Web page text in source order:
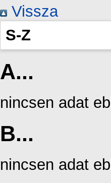
Vissza
S-Z
A...
nincsen adat
B...
nincsen adat